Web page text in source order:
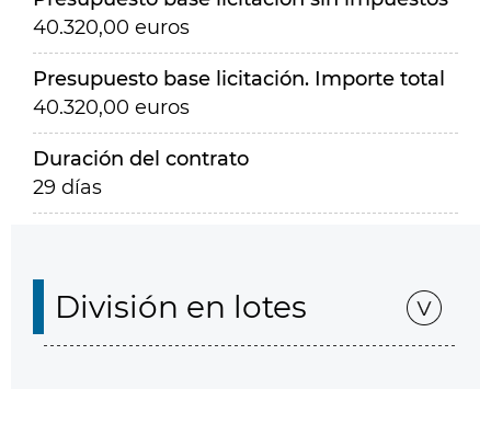
40.320,00 euros
Presupuesto base licitación. Importe total
40.320,00 euros
Duración del contrato
29 días
División en lotes